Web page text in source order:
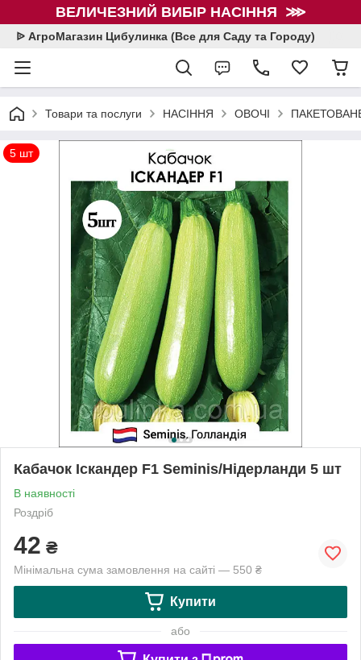
ВЕЛИЧЕЗНИЙ ВИБІР НАСІННЯ ⋙
ᐉ АгроМагазин Цибулинка (Все для Саду та Городу)
Товари та послуги НАСІННЯ ОВОЧІ
5 шт
Кабачок Іскандер F1 Seminis/Нідерланди 5 шт
В наявності
Роздріб
42 ₴
Мінімальна сума замовлення на сайті — 550 ₴
Купити
або